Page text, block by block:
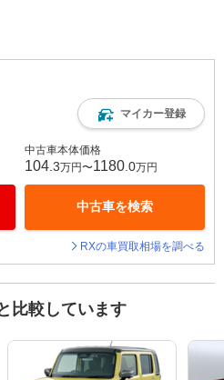
マイカー登録
中古車本体価格
104 .3万円〜1180 .0万円
中古車を検索
RXの車買取相場を調べる
比較しています